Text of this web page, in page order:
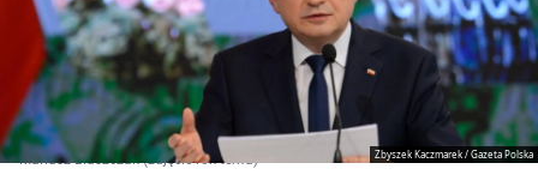
Zbyszek Kaczmarek / Gazeta Polska
Mariusz Błaszczak (zdjęcie rok temu)